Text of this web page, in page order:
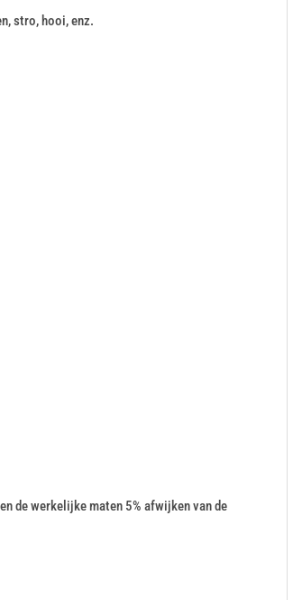
stro, hooi, enz.
de werkelijke maten 5% afwijken van de